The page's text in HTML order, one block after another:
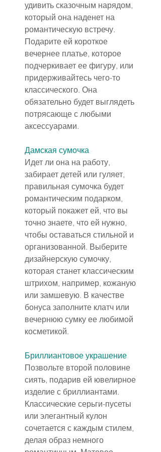
удивить сказочным нарядом,
который она наденет на
романтическую встречу.
Подарите ей короткое
вечернее платье, которое
подчеркивает ее фигуру, или
придерживайтесь чего-то
классического. Она
обязательно будет выглядеть
потрясающе с любыми
аксессуарами.
Дамская сумочка
Идет ли она на работу,
забирает детей или гуляет,
правильная сумочка будет
романтическим подарком,
который покажет ей, что вы
точно знаете, что ей нужно,
чтобы оставаться стильной и
организованной. Выберите
дизайнерскую сумочку,
которая станет классическим
штрихом, например, кожаную
или замшевую. В качестве
бонуса заполните клатч или
вечернюю сумку ее любимой
косметикой.
Бриллиантовое украшение
Позвольте второй половине
сиять, подарив ей ювелирное
изделие с бриллиантами.
Классические серьги-пусеты
или элегантный кулон
сочетается с каждым стилем,
делая образ немного